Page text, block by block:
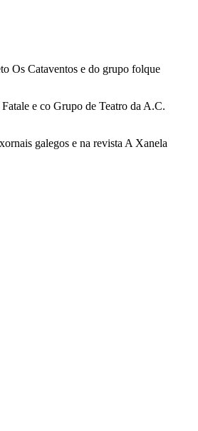
Os Cataventos e do grupo folque
e co Grupo de Teatro da A.C.
galegos e na revista A Xanela